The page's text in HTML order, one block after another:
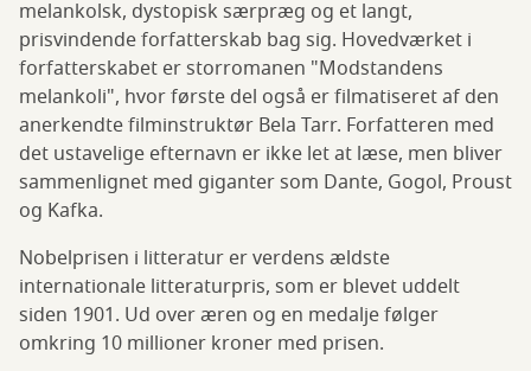
melankolsk, dystopisk særpræg og et langt,
prisvindende forfatterskab bag sig. Hovedværket i
forfatterskabet er storromanen "Modstandens
melankoli", hvor første del også er filmatiseret af den
anerkendte filminstruktør Bela Tarr. Forfatteren med
det ustavelige efternavn er ikke let at læse, men bliver
sammenlignet med giganter som Dante, Gogol, Proust
og Kafka.
Nobelprisen i litteratur er verdens ældste
internationale litteraturpris, som er blevet uddelt
siden 1901. Ud over æren og en medalje følger
omkring 10 millioner kroner med prisen.